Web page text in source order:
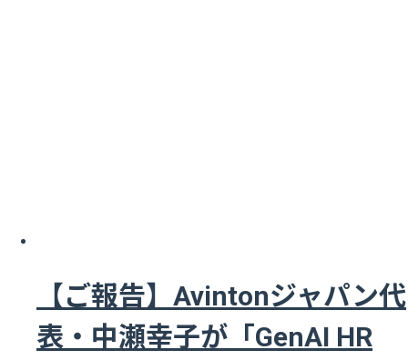
【ご報告】Avintonジャパン代
表・中瀬幸子が「GenAI HR